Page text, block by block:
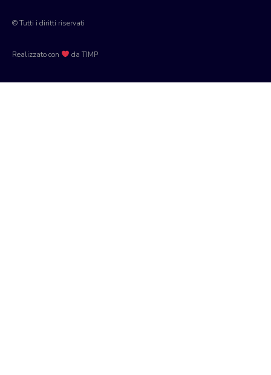
© Tutti i diritti riservati
Realizzato con da TIMP